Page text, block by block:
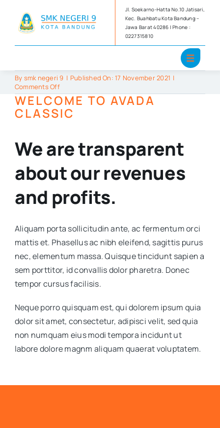
content
Jl. Soekarno-Hatta No.10 Jatisari,
Kec. Buahbatu Kota Bandung –
Jawa Barat 40286 | Phone :
0227315810
By smk negeri 9 | Published On: 17 November 2021 |
Comments Offon
Earnings
WELCOME TO AVADA
CLASSIC
We are transparent
about our revenues
and profits.
Aliquam porta sollicitudin ante, ac fermentum orci
mattis et. Phasellus ac nibh eleifend, sagittis purus
nec, elementum massa. Quisque tincidunt sapien a
sem porttitor, id convallis dolor pharetra. Donec
tempor cursus facilisis.
Neque porro quisquam est, qui dolorem ipsum quia
dolor sit amet, consectetur, adipisci velit, sed quia
non numquam eius modi tempora incidunt ut
labore dolore magnm aliquam quaerat voluptatem.